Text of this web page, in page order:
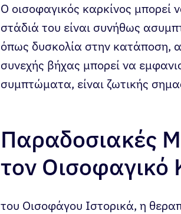
Ο οισοφαγικός καρκίνος
στάδιά του είναι συνήθως
όπως δυσκολία στην κατάποση,
συνεχής βήχας μπορεί να
συμπτώματα, είναι ζωτικής
Παραδοσιακές
τον Οισοφαγικό
του Οισοφάγου Ιστορικά, η